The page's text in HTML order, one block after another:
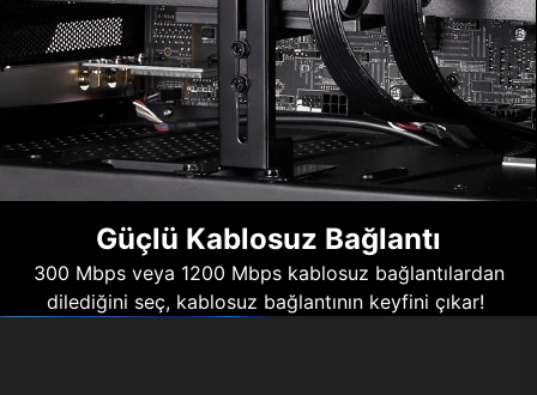
Güçlü Kablosuz Bağlantı
300 Mbps veya 1200 Mbps kablosuz bağlantılardan
dilediğini seç, kablosuz bağlantının keyfini çıkar!